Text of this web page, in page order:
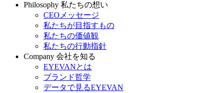
Philosophy 私たちの想い
CEOメッセージ
私たちが目指すもの
私たちの価値観
私たちの行動指針
Company 会社を知る
EYEVANとは
ブランド哲学
データで見るEYEVAN